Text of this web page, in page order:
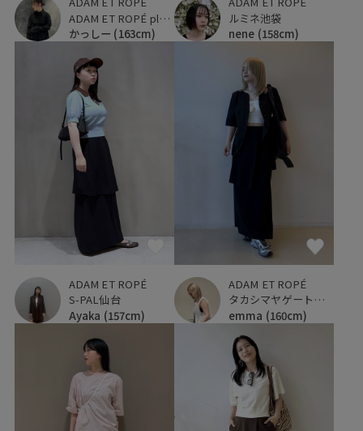
ADAM ET ROPÉ plus ルミネ立川店
かっしー (163cm)
ルミネ池袋
nene (158cm)
ADAM ET ROPÉ
S-PAL仙台
Ayaka (157cm)
ADAM ET ROPÉ
タカシマヤゲートタワーモール
emma (160cm)